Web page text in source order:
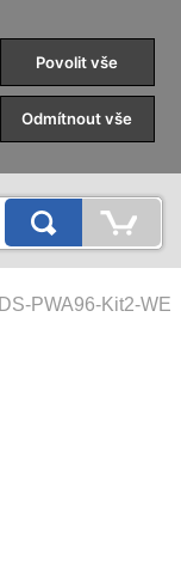
DS-PWA96-Kit2-WE
Povolit vše
Odmítnout vše